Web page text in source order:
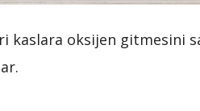
oksijen gitmesini